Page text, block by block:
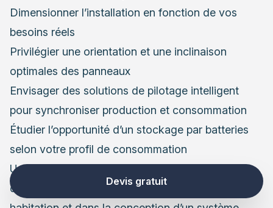
Dimensionner l’installation en fonction de vos
besoins réels
Privilégier une orientation et une inclinaison
optimales des panneaux
Envisager des solutions de pilotage intelligent
pour synchroniser production et consommation
Étudier l’opportunité d’un stockage par batteries
selon votre profil de consommation
Un professionnel certifié vous accompagnera
dans l’évaluation précise du potentiel de votre
Devis gratuit